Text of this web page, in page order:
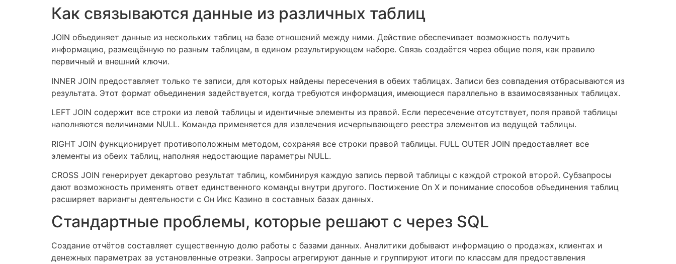
Как связываются данные из различных таблиц
JOIN объединяет данные из нескольких таблиц на базе отношений между ними. Действие обеспечивает возможность получить
информацию, размещённую по разным таблицам, в едином результирующем наборе. Связь создаётся через общие поля, как правило
первичный и внешний ключи.
INNER JOIN предоставляет только те записи, для которых найдены пересечения в обеих таблицах. Записи без совпадения отбрасываются из
результата. Этот формат объединения задействуется, когда требуются информация, имеющиеся параллельно в взаимосвязанных таблицах.
LEFT JOIN содержит все строки из левой таблицы и идентичные элементы из правой. Если пересечение отсутствует, поля правой таблицы
наполняются величинами NULL. Команда применяется для извлечения исчерпывающего реестра элементов из ведущей таблицы.
RIGHT JOIN функционирует противоположным методом, сохраняя все строки правой таблицы. FULL OUTER JOIN предоставляет все
элементы из обеих таблиц, наполняя недостающие параметры NULL.
CROSS JOIN генерирует декартово результат таблиц, комбинируя каждую запись первой таблицы с каждой строкой второй. Субзапросы
дают возможность применять ответ единственного команды внутри другого. Постижение On X и понимание способов объединения таблиц
расширяет варианты деятельности с Он Икс Казино в составных базах данных.
Стандартные проблемы, которые решают с через SQL
Создание отчётов составляет существенную долю работы с базами данных. Аналитики добывают информацию о продажах, клиентах и
денежных параметрах за установленные отрезки. Запросы агрегируют данные и группируют итоги по классам для предоставления